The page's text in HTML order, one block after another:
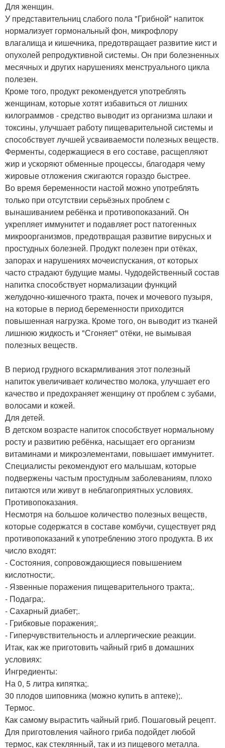
Для женщин.
У представительниц слабого пола "Грибной" напиток
нормализует гормональный фон, микрофлору
влагалища и кишечника, предотвращает развитие кист и
опухолей репродуктивной системы. Он при болезненных
месячных и других нарушениях менструального цикла
полезен.
Кроме того, продукт рекомендуется употреблять
женщинам, которые хотят избавиться от лишних
килограммов - средство выводит из организма шлаки и
токсины, улучшает работу пищеварительной системы и
способствует лучшей усваиваемости полезных веществ.
Ферменты, содержащиеся в его составе, расщепляют
жир и ускоряют обменные процессы, благодаря чему
жировые отложения сжигаются гораздо быстрее.
Во время беременности настой можно употреблять
только при отсутствии серьёзных проблем с
вынашиванием ребёнка и противопоказаний. Он
укрепляет иммунитет и подавляет рост патогенных
микроорганизмов, предотвращая развитие вирусных и
простудных болезней. Продукт полезен при отёках,
запорах и нарушениях мочеиспускания, от которых
часто страдают будущие мамы. Чудодейственный состав
напитка способствует нормализации функций
желудочно-кишечного тракта, почек и мочевого пузыря,
на которые в период беременности приходится
повышенная нагрузка. Кроме того, он выводит из тканей
лишнюю жидкость и "Сгоняет" отёки, не вымывая
полезных веществ.
В период грудного вскармливания этот полезный
напиток увеличивает количество молока, улучшает его
качество и предохраняет женщину от проблем с зубами,
волосами и кожей.
Для детей.
В детском возрасте напиток способствует нормальному
росту и развитию ребёнка, насыщает его организм
витаминами и микроэлементами, повышает иммунитет.
Специалисты рекомендуют его малышам, которые
подвержены частым простудным заболеваниям, плохо
питаются или живут в неблагоприятных условиях.
Противопоказания.
Несмотря на большое количество полезных веществ,
которые содержатся в составе комбучи, существует ряд
противопоказаний к употреблению этого продукта. В их
число входят:
- Состояния, сопровождающиеся повышением
кислотности;.
- Язвенные поражения пищеварительного тракта;.
- Подагра;.
- Сахарный диабет;.
- Грибковые поражения;.
- Гиперчувствительность и аллергические реакции.
Итак, как же приготовить чайный гриб в домашних
условиях:
Ингредиенты:
На 0, 5 литра кипятка;.
30 плодов шиповника (можно купить в аптеке);.
Термос.
Как самому вырастить чайный гриб. Пошаговый рецепт.
Для приготовления чайного гриба подойдет любой
термос, как стеклянный, так и из пищевого металла.